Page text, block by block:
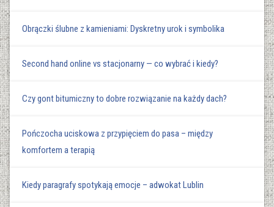
Obrączki ślubne z kamieniami: Dyskretny urok i symbolika
Second hand online vs stacjonarny — co wybrać i kiedy?
Czy gont bitumiczny to dobre rozwiązanie na każdy dach?
Pończocha uciskowa z przypięciem do pasa – między
komfortem a terapią
Kiedy paragrafy spotykają emocje – adwokat Lublin